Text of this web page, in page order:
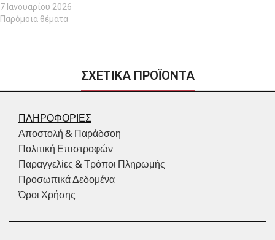
7 Ιανουαρίου 2026
Παρόμοια θέματα
ΣΧΕΤΙΚΑ ΠΡΟΪΟΝΤΑ
ΠΛΗΡΟΦΟΡΙΕΣ
Αποστολή & Παράδσοη
Πολιτική Επιστροφών
Παραγγελίες & Τρόποι Πληρωμής
Προσωπικά Δεδομένα
Όροι Χρήσης